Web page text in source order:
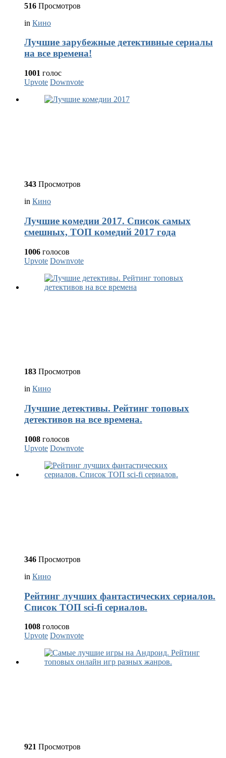
516 Просмотров
in Кино
Лучшие зарубежные детективные сериалы
на все времена!
1001 голос
Upvote Downvote
343 Просмотров
in Кино
Лучшие комедии 2017. Список самых
смешных, ТОП комедий 2017 года
1006 голосов
Upvote Downvote
183 Просмотров
in Кино
Лучшие детективы. Рейтинг топовых
детективов на все времена.
1008 голосов
Upvote Downvote
346 Просмотров
in Кино
Рейтинг лучших фантастических сериалов.
Список ТОП sci-fi сериалов.
1008 голосов
Upvote Downvote
921 Просмотров